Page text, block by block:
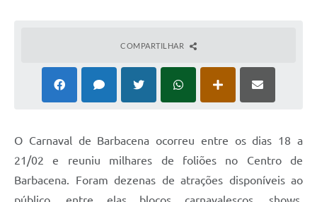
3º Jornada Empreendedora BQ
Festival Gastronômico
Emprega Barbacena
Regularização de bairros
Carta de Serviços
COMPARTILHAR
O Carnaval de Barbacena ocorreu entre os dias 18 a
21/02 e reuniu milhares de foliões no Centro de
Barbacena. Foram dezenas de atrações disponíveis ao